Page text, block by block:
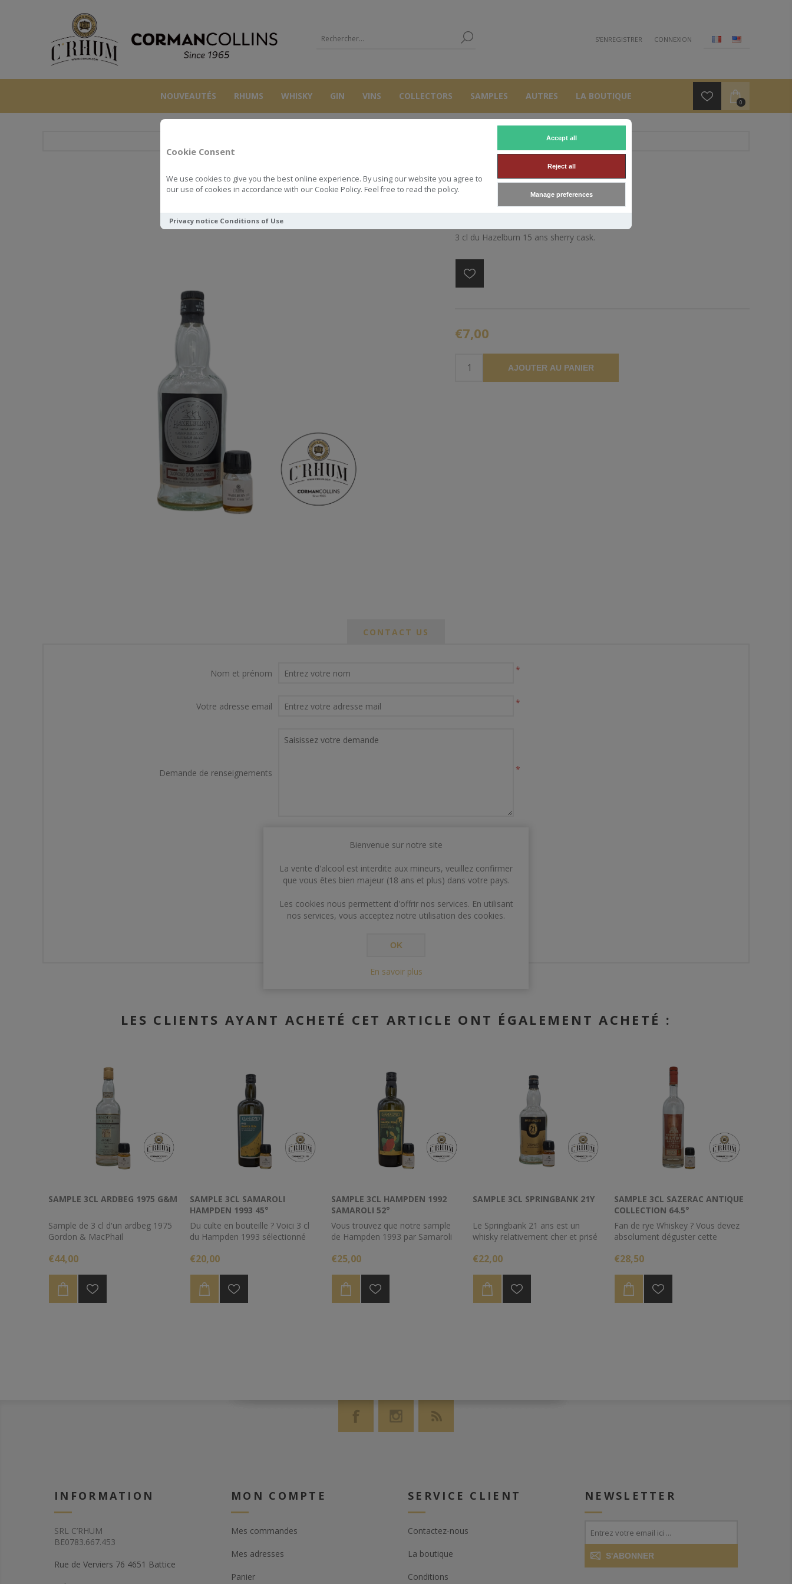
Cookie Consent
We use cookies to give you the best online experience. By using our website you agree to
our use of cookies in accordance with our Cookie Policy. Feel free to read the policy.
Accept all
Reject all
Manage preferences
Privacy notice Conditions of Use
S'ENREGISTRER CONNEXION
NOUVEAUTÉS RHUMS WHISKY GIN VINS COLLECTORS SAMPLES AUTRES LA BOUTIQUE
0
SAMPLE 3CL HAZELBURN 15 SHERRY CASK
3 cl du Hazelburn 15 ans sherry cask.
€7,00
AJOUTER AU PANIER
CONTACT US
Nom et prénom *
Votre adresse email *
Demande de renseignements *
LES CLIENTS AYANT ACHETÉ CET ARTICLE ONT ÉGALEMENT ACHETÉ :
SAMPLE 3CL ARDBEG 1975 G&M
Sample de 3 cl d'un ardbeg 1975
Gordon & MacPhail
€44,00
SAMPLE 3CL SAMAROLI
HAMPDEN 1993 45°
Du culte en bouteille ? Voici 3 cl
du Hampden 1993 sélectionné
s'y replonger.
€20,00
SAMPLE 3CL HAMPDEN 1992
SAMAROLI 52°
Vous trouvez que notre sample
de Hampden 1993 par Samaroli
goût, voici donc le 1992.
€25,00
SAMPLE 3CL SPRINGBANK 21Y
Le Springbank 21 ans est un
whisky relativement cher et prisé
sample, vous pourrez le déguster
€22,00
SAMPLE 3CL SAZERAC ANTIQUE
COLLECTION 64.5°
Fan de rye Whiskey ? Vous devez
absolument déguster cette
en bouteille pour le collection
€28,50
INFORMATION
SRL C’RHUM
BE0783.667.453
Rue de Verviers 76 4651 Battice
MON COMPTE
Mes commandes
Mes adresses
Panier
SERVICE CLIENT
Contactez-nous
La boutique
Conditions
NEWSLETTER
S'ABONNER
Bienvenue sur notre site
La vente d'alcool est interdite aux mineurs, veuillez confirmer
que vous êtes bien majeur (18 ans et plus) dans votre pays.
Les cookies nous permettent d'offrir nos services. En utilisant
nos services, vous acceptez notre utilisation des cookies.
OK
En savoir plus